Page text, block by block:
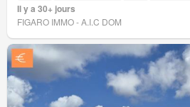
Il y a 30+ jours
FIGARO IMMO - A.I.C DOM